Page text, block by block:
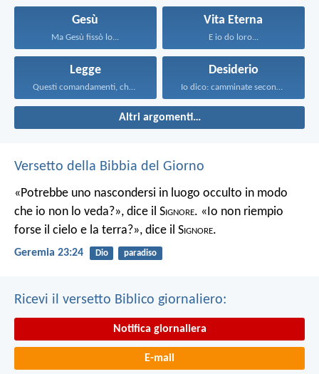
Gesù
Ma Gesù fissò lo...
Vita Eterna
E io do loro...
Legge
Questi comandamenti, che oggi...
Desiderio
Io dico: camminate secondo...
Altri argomenti…
Versetto della Bibbia del Giorno
«Potrebbe uno nascondersi in luogo occulto in modo
che io non lo veda?», dice il Signore. «Io non riempio
forse il cielo e la terra?», dice il Signore.
Geremia 23:24 Dio paradiso
Ricevi il versetto Biblico giornaliero:
Notifica giornaliera
E-mail